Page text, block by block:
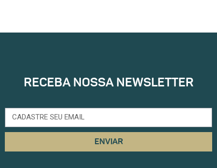
RECEBA NOSSA NEWSLETTER
ENVIAR